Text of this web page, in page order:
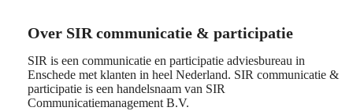
Over SIR communicatie & participatie
SIR is een communicatie en participatie adviesbureau in
Enschede met klanten in heel Nederland. SIR communicatie &
participatie is een handelsnaam van SIR
Communicatiemanagement B.V.